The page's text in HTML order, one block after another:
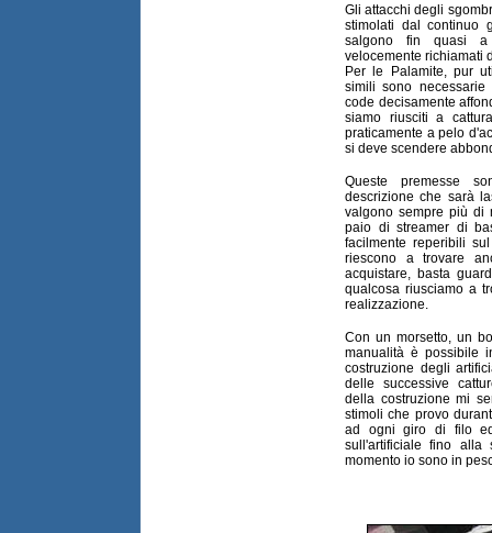
Gli attacchi degli
stimolati dal continuo
salgono fin quasi
velocemente richiamati
Per le Palamite, pur
simili sono necessarie
code decisamente
siamo riusciti a
praticamente a pelo
si deve scendere
Queste premesse
descrizione che sarà
valgono sempre più di
paio di streamer di
facilmente reperibili
riescono a trovare
acquistare, basta
qualcosa riusciamo a
realizzazione.
Con un morsetto, un
manualità è possibile
costruzione degli
delle successive
della costruzione mi
stimoli che provo
ad ogni giro di filo
sull'artificiale fino alla
momento io sono in